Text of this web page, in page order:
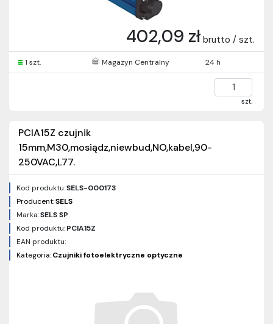
402,09 zł brutto / szt.
1 szt. Magazyn Centralny 24 h
szt.
PCIA15Z czujnik
15mm,M30,mosiądz,niewbud,NO,kabel,90-
250VAC,L77.
Kod produktu:SELS-000173
Producent:SELS
Marka:SELS SP
Kod produktu:PCIA15Z
EAN produktu:
Kategoria:Czujniki fotoelektryczne optyczne